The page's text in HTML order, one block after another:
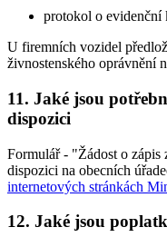
protokol o evidenční
U firemních vozidel
živnostenského oprávnění
11. Jaké jsou
dispozici
Formulář - "Žádost o
dispozici na obecních
internetových stránkách
12. Jaké jsou